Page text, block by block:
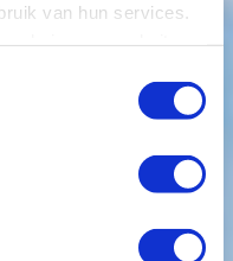
van hun services.
in het
niet langer